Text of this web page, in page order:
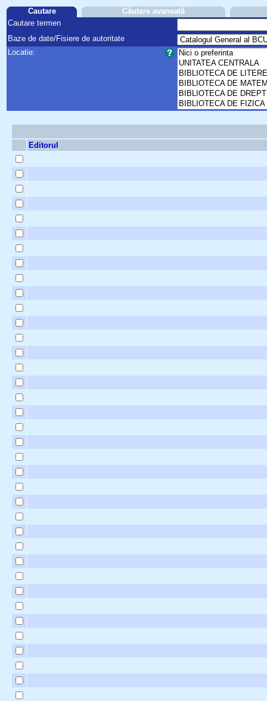
Cautare
Căutare avansată
Cautare termen
Baze de date/Fisiere de autoritate
Locatie:
Editorul